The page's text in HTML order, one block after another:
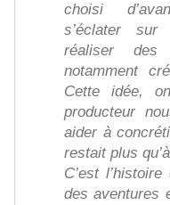
choisi
s’éclater sur
réaliser des
notamment
Cette idée,
producteur
aider à
restait plus
C’est
des aventures